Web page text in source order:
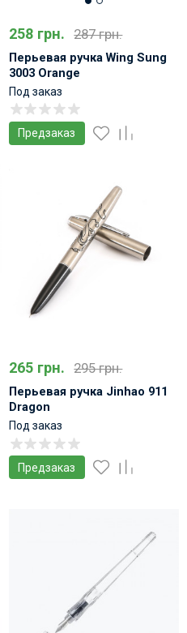
258 грн. 287 грн.
Перьевая ручка Wing Sung
3003 Orange
Под заказ
Предзаказ
265 грн. 295 грн.
Перьевая ручка Jinhao 911
Dragon
Под заказ
Предзаказ